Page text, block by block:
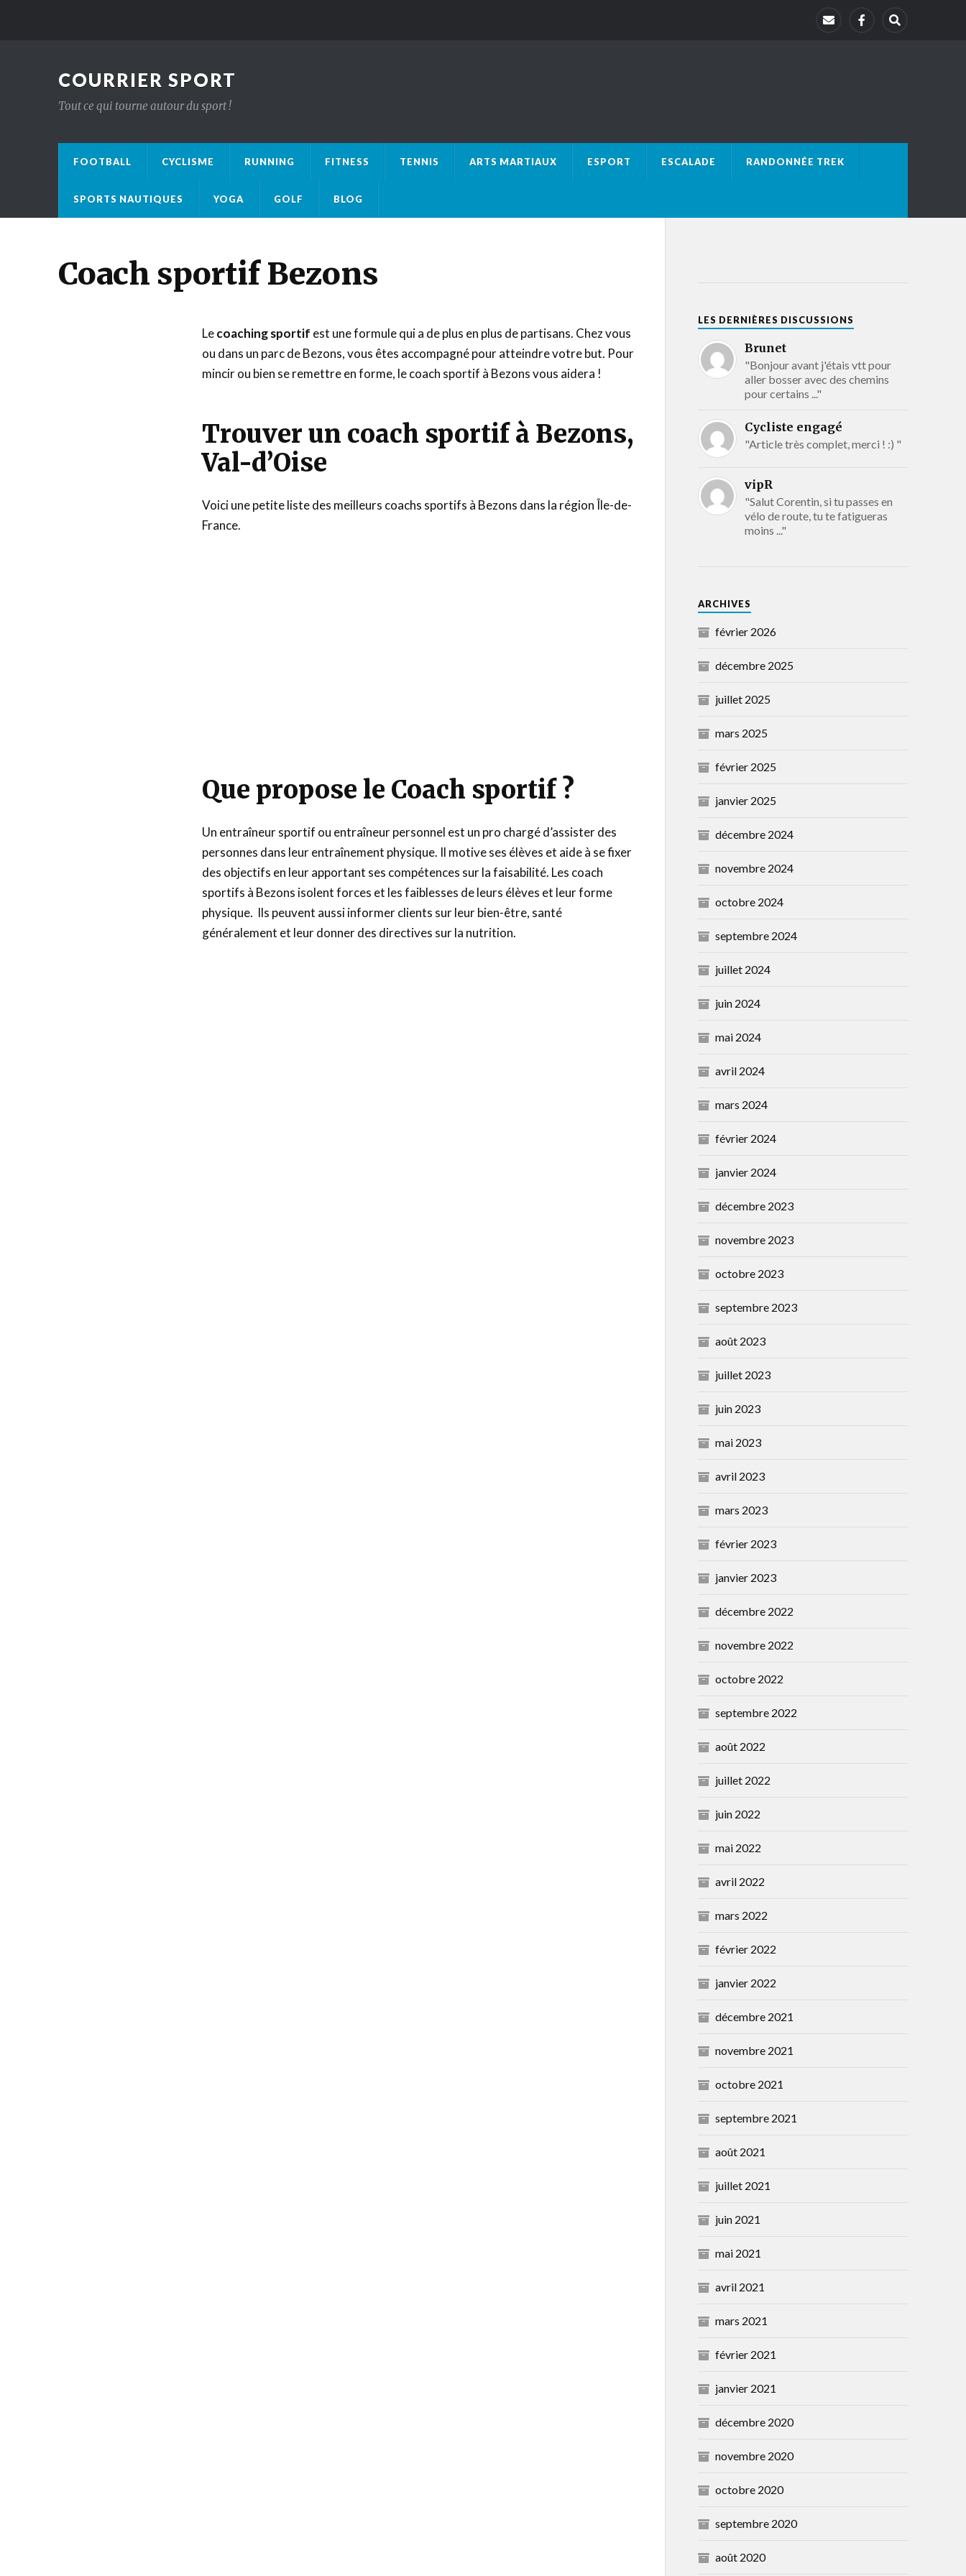
COURRIER SPORT
Tout ce qui tourne autour du sport !
FOOTBALL CYCLISME RUNNING FITNESS TENNIS ARTS MARTIAUX ESPORT ESCALADE RANDONNÉE TREK
SPORTS NAUTIQUES YOGA GOLF BLOG
Coach sportif Bezons
Lecoaching sportif est une formule qui a de plus en plus de partisans. Chez vous
ou dans un parc de Bezons, vous êtes accompagné pour atteindre votre but. Pour
mincir ou bien se remettre en forme, le coach sportif à Bezons vous aidera !
Trouver un coach sportif à Bezons,
Val-d’Oise
Voici une petite liste des meilleurs coachs sportifs à Bezons dans la région Île-de-
France.
Que propose le Coach sportif ?
Un entraîneur sportif ou entraîneur personnel est un pro chargé d’assister des
personnes dans leur entraînement physique. Il motive ses élèves et aide à se fixer
des objectifs en leur apportant ses compétences sur la faisabilité. Les coach
sportifs à Bezons isolent forces et les faiblesses de leurs élèves et leur forme
physique. Ils peuvent aussi informer clients sur leur bien-être, santé
généralement et leur donner des directives sur la nutrition.
LES DERNIÈRES DISCUSSIONS
Brunet
"Bonjour avant j'étais vtt pour
aller bosser avec des chemins
pour certains ..."
Cycliste engagé
"Article très complet, merci ! :) "
vipR
"Salut Corentin, si tu passes en
vélo de route, tu te fatigueras
moins ..."
ARCHIVES
février 2026
décembre 2025
juillet 2025
mars 2025
février 2025
janvier 2025
décembre 2024
novembre 2024
octobre 2024
septembre 2024
juillet 2024
juin 2024
mai 2024
avril 2024
mars 2024
février 2024
janvier 2024
décembre 2023
novembre 2023
octobre 2023
septembre 2023
août 2023
juillet 2023
juin 2023
mai 2023
avril 2023
mars 2023
février 2023
janvier 2023
décembre 2022
novembre 2022
octobre 2022
septembre 2022
août 2022
juillet 2022
juin 2022
mai 2022
avril 2022
mars 2022
février 2022
janvier 2022
décembre 2021
novembre 2021
octobre 2021
septembre 2021
août 2021
juillet 2021
juin 2021
mai 2021
avril 2021
mars 2021
février 2021
janvier 2021
décembre 2020
novembre 2020
octobre 2020
septembre 2020
août 2020